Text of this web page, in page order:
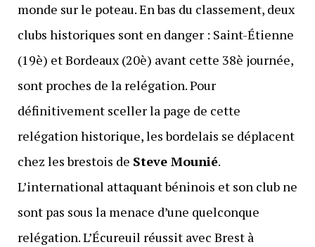
monde sur le poteau. En bas du classement, deux
clubs historiques sont en danger : Saint-Étienne
(19è) et Bordeaux (20è) avant cette 38è journée,
sont proches de la relégation. Pour
définitivement sceller la page de cette
relégation historique, les bordelais se déplacent
chez les brestois de Steve Mounié.
L’international attaquant béninois et son club ne
sont pas sous la menace d’une quelconque
relégation. L’Écureuil réussit avec Brest à